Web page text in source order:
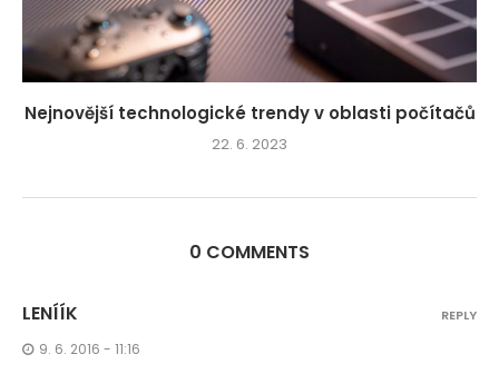
Nejnovější technologické trendy v oblasti počítačů
22. 6. 2023
0 COMMENTS
LENÍÍK
9. 6. 2016 - 11:16
REPLY